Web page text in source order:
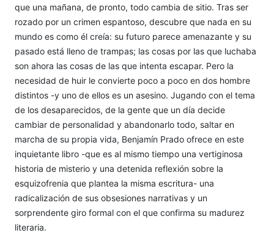
que una mañana, de pronto, todo cambia de sitio. Tras ser
rozado por un crimen espantoso, descubre que nada en su
mundo es como él creía: su futuro parece amenazante y su
pasado está lleno de trampas; las cosas por las que luchaba
son ahora las cosas de las que intenta escapar. Pero la
necesidad de huir le convierte poco a poco en dos hombre
distintos -y uno de ellos es un asesino. Jugando con el tema
de los desaparecidos, de la gente que un día decide
cambiar de personalidad y abandonarlo todo, saltar en
marcha de su propia vida, Benjamín Prado ofrece en este
inquietante libro -que es al mismo tiempo una vertiginosa
historia de misterio y una detenida reflexión sobre la
esquizofrenia que plantea la misma escritura- una
radicalización de sus obsesiones narrativas y un
sorprendente giro formal con el que confirma su madurez
literaria.